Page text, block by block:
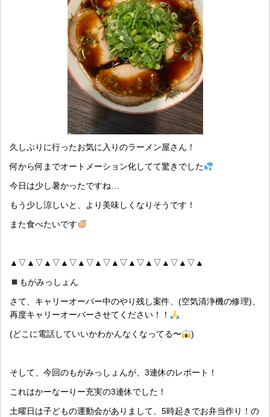
久しぶりに行ったお気に入りのラーメン屋さん！
何から何までオートメーション化してて驚きでした
今日は少し暑かったですね…
もう少し涼しいと、より美味しくなりそうです！
また食べたいです
▲▽▲▽▲▽▲▽▲▽▲▽▲▽▲▽▲▽▲▽▲▽▲
もがみっしょん
さて、キャリーオーバー中のやり残し案件、(空気清浄機の修理)、
再度キャリーオーバーさせてください！！
(どこに電話していいかわかんなくなってる〜
)
そして、今回のもがみっしょんが、3連休のレポート！
これはかーなーりー充実の3連休でした！
土曜日は子どもの運動会がありまして、5時起きでお弁当作り！の